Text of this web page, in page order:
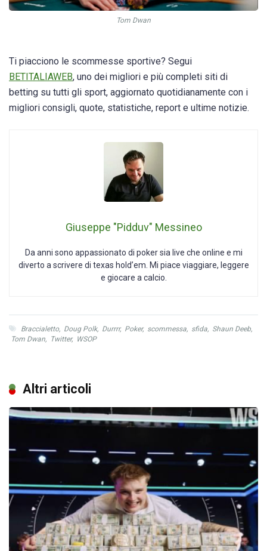
Tom Dwan
Ti piacciono le scommesse sportive? Segui
BETITALIAWEB, uno dei migliori e più completi siti di
betting su tutti gli sport, aggiornato quotidianamente con i
migliori consigli, quote, statistiche, report e ultime notizie.
Giuseppe "Pidduv" Messineo
Da anni sono appassionato di poker sia live che online e mi
diverto a scrivere di texas hold’em. Mi piace viaggiare, leggere
e giocare a calcio.
Braccialetto, Doug Polk, Durrrr, Poker, scommessa, sfida, Shaun Deeb,
Tom Dwan, Twitter, WSOP
Altri articoli